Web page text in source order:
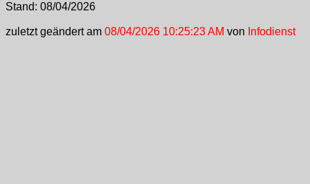
Stand: 08/04/2026
zuletzt geändert am 08/04/2026 10:25:23 AM von Infodienst